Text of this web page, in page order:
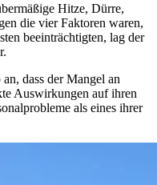
Hitze, Dürre,
die vier Faktoren waren,
beeinträchtigten, lag der
dass der Mangel an
Auswirkungen auf ihren
als eines ihrer